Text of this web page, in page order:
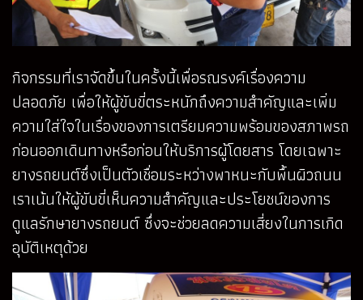
กิจกรรมที่เราจัดขึ้นในครั้งนี้เพื่อรณรงค์เรื่องความ
ปลอดภัย เพื่อให้ผู้ขับขี่ตระหนักถึงความสำคัญและเพิ่ม
ความใส่ใจในเรื่องของการเตรียมความพร้อมของสภาพรถ
ก่อนออกเดินทางหรือก่อนให้บริการผู้โดยสาร โดยเฉพาะ
ยางรถยนต์ซึ่งเป็นตัวเชื่อมระหว่างพาหนะกับพื้นผิวถนน
เราเน้นให้ผู้ขับขี่เห็นความสำคัญและประโยชน์ของการ
ดูแลรักษายางรถยนต์ ซึ่งจะช่วยลดความเสี่ยงในการเกิด
อุบัติเหตุด้วย